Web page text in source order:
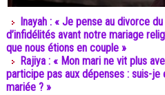
Inayah : « Je pense au divorce
d’infidélités avant notre mariage
que nous étions en couple »
Rajiya : « Mon mari ne vit plus
participe pas aux dépenses : suis-je
mariée ? »